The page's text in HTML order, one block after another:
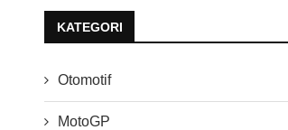
KATEGORI
Otomotif
MotoGP